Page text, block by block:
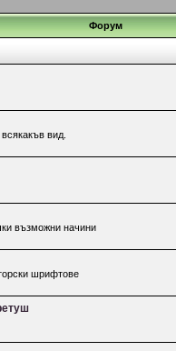
Форум
вид.
възможни начини
шрифтове